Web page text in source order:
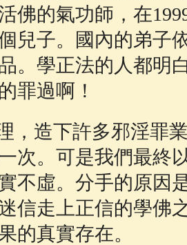
佛的氣功師，在
兒子。國內的弟子
。學正法的人都明
罪過啊！
，造下許多邪淫罪
次。可是我們最終
不虛。分手的原因
信走上正信的學佛
的真實存在。